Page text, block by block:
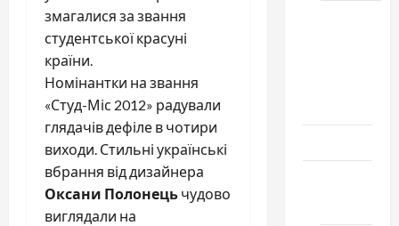
змагалися за звання
студентської красуні
країни.
Номінантки на звання
«Студ-Міс 2012» радували
глядачів дефіле в чотири
виходи. Стильні українські
вбрання від дизайнера
Оксани Полонець чудово
виглядали на